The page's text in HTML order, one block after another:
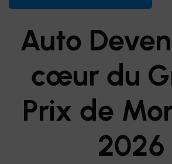
Auto
cœur du
Prix de
2026